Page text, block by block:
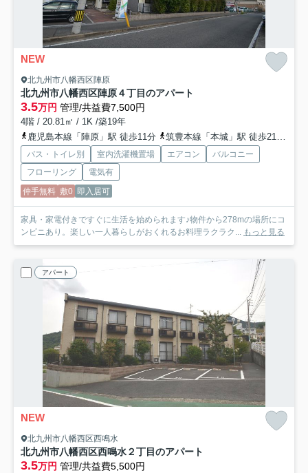
NEW
北九州市八幡西区陣原
北九州市八幡西区陣原４丁目のアパート
3.5万円 管理/共益費7,500円
4階 / 20.81㎡ / 1K /築19年
鹿児島本線「陣原」駅 徒歩11分
筑豊本線「本城」駅 徒歩21分
バス・トイレ別 室内洗濯機置場 エアコン
バルコニー
フローリング
電気有
仲手無料 敷0 即入居可
家具・家電付きですぐに生活を始められます♪物件から278mの場所にコ
ンビニあり。楽しい一人暮らしがおくれるお料理ラクラク... もっと見る
アパート
NEW
北九州市八幡西区西鳴水
北九州市八幡西区西鳴水２丁目のアパート
3.5万円 管理/共益費5,500円